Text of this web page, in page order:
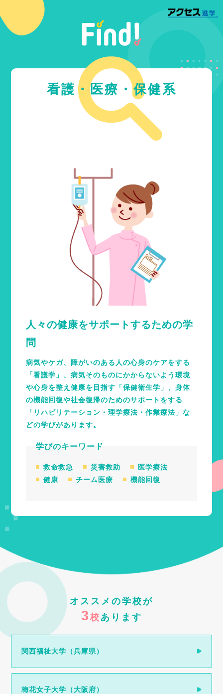
看護・医療・保健系
人々の健康をサポートするための学
問
病気やケガ、障がいのある人の心身のケアをする
「看護学」、病気そのものにかからないよう環境
や心身を整え健康を目指す「保健衛生学」、身体
の機能回復や社会復帰のためのサポートをする
「リハビリテーション・理学療法・作業療法」な
どの学びがあります。
学びのキーワード
救命救急 災害救助
医学療法
健康
チーム医療 機能回復
オススメの学校が
3 校 あります
関西福祉大学（兵庫県）
梅花女子大学（大阪府）